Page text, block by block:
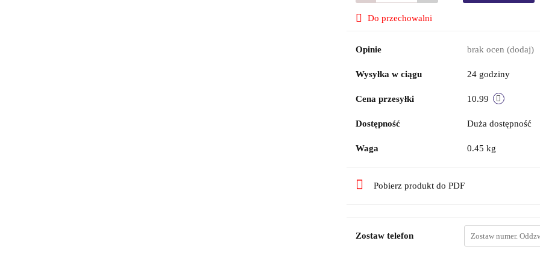
Do przechowalni
Opinie brak ocen (dodaj)
Wysyłka w ciągu 24 godziny
Cena przesyłki 10.99
Dostępność Duża dostępność
Waga 0.45 kg
Pobierz produkt do PDF
Zostaw telefon